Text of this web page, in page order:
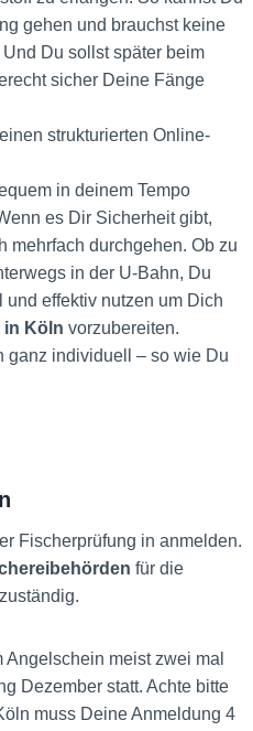
gehen und brauchst keine
Du sollst später beim
sicher Deine Fänge
strukturierten Online-
in deinem Tempo
es Dir Sicherheit gibt,
mehrfach durchgehen. Ob zu
in der U-Bahn, Du
effektiv nutzen um Dich
in Köln vorzubereiten.
ganz individuell – so wie Du
Fischerprüfung in anmelden.
für die
Angelschein meist zwei mal
Dezember statt. Achte bitte
muss Deine Anmeldung 4